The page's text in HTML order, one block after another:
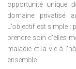
opportunité unique
domaine privatisé
L'objectif est simple :
prendre soin d'elles-
maladie et la vie à
ensemble.